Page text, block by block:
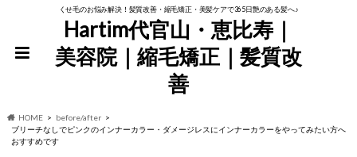
くせ毛のお悩み解決！髪質改善・縮毛矯正・美髪ケアで365日艶のある髪へ♪
Hartim代官山・恵比寿｜
美容院｜縮毛矯正｜髪質改
善
HOME
before/after
ブリーチなしでピンクのインナーカラー・ダメージレスにインナーカラーをやってみたい方へ
おすすめです